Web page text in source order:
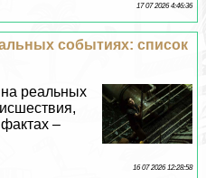
17 07 2026 4:46:36
событиях: список
реальных
–
16 07 2026 12:28:58